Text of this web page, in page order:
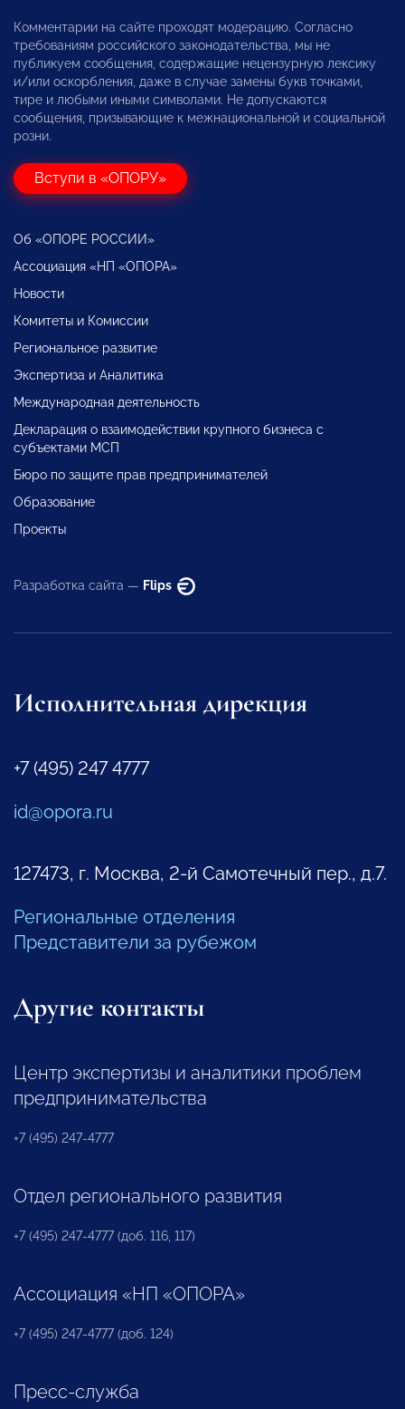
Комментарии на сайте проходят модерацию. Согласно
требованиям российского законодательства, мы не
публикуем сообщения, содержащие нецензурную лексику
и/или оскорбления, даже в случае замены букв точками,
тире и любыми иными символами. Не допускаются
сообщения, призывающие к межнациональной и социальной
розни.
Вступи в «ОПОРУ»
Об «ОПОРЕ РОССИИ»
Ассоциация «НП «ОПОРА»
Новости
Комитеты и Комиссии
Региональное развитие
Экспертиза и Аналитика
Международная деятельность
Декларация о взаимодействии крупного бизнеса с
субъектами МСП
Бюро по защите прав предпринимателей
Образование
Проекты
Разработка сайта — Flips
Исполнительная дирекция
+7 (495) 247 4777
id@opora.ru
127473, г. Москва, 2-й Самотечный пер., д.7.
Региональные отделения
Представители за рубежом
Другие контакты
Центр экспертизы и аналитики проблем
предпринимательства
+7 (495) 247-4777
Отдел регионального развития
+7 (495) 247-4777 (доб. 116, 117)
Ассоциация «НП «ОПОРА»
+7 (495) 247-4777 (доб. 124)
Пресс-служба